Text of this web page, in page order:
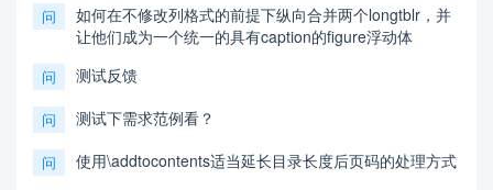
问
如何在不修改列格式的前提下纵向合并两个longtblr，并
让他们成为一个统一的具有caption的figure浮动体
问 测试反馈
问 测试下需求范例看？
问 使用\addtocontents适当延长目录长度后页码的处理方式